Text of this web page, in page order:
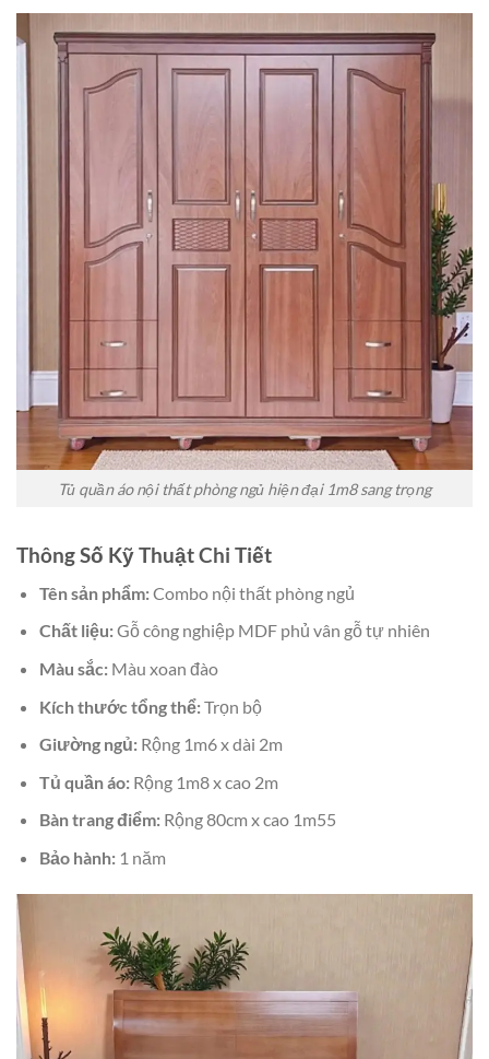
Tủ quần áo nội thất phòng ngủ hiện đại 1m8 sang trọng
Thông Số Kỹ Thuật Chi Tiết
Tên sản phẩm:Combo nội thất phòng ngủ
Chất liệu:Gỗ công nghiệp MDF phủ vân gỗ tự nhiên
Màu sắc:Màu xoan đào
Kích thước tổng thể:Trọn bộ
Giường ngủ:Rộng 1m6 x dài 2m
Tủ quần áo:Rộng 1m8 x cao 2m
Bàn trang điểm:Rộng 80cm x cao 1m55
Bảo hành:1 năm